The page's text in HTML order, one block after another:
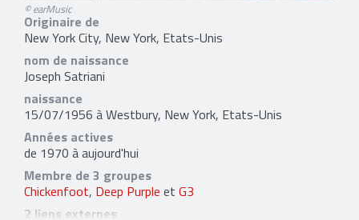
© earMusic
Originaire de
New York City, New York, Etats-Unis
nom de naissance
Joseph Satriani
naissance
15/07/1956 à Westbury, New York, Etats-Unis
Années actives
de 1970 à aujourd'hui
Membre de 3 groupes
Chickenfoot, Deep Purple et G3
2 liens externes